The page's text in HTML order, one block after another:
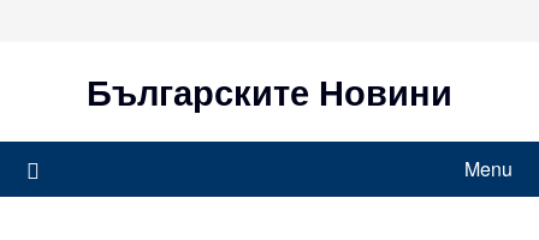
Българските Новини
Menu